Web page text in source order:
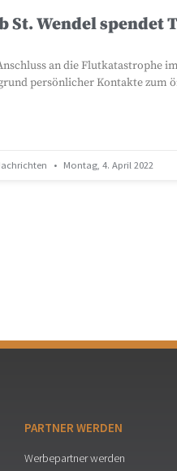
St. Wendel
an die Flutkatastrophe
persönlicher Kontakte zum
Montag, 4. April 2022
PARTNER WERDEN
Werbepartner werden